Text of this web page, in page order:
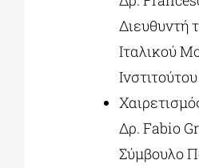
Διευθυντή
Ιταλικού
Δρ. Fabio
Σύμβουλο